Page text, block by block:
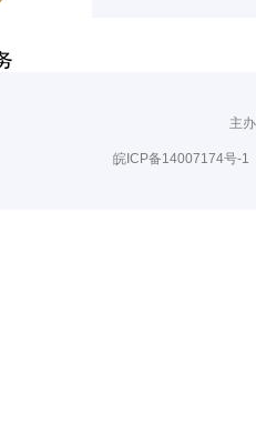
主
皖ICP备14007174号-1